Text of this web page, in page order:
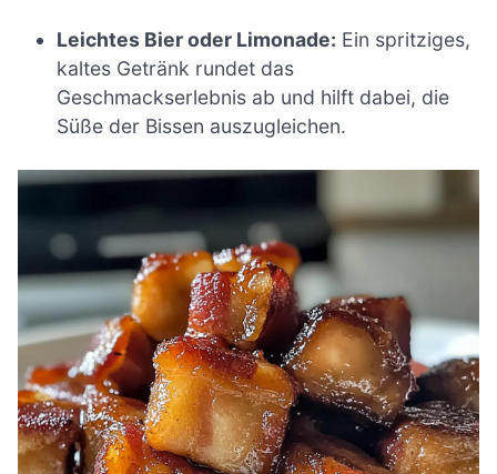
Leichtes Bier oder Limonade: Ein spritziges,
kaltes Getränk rundet das
Geschmackserlebnis ab und hilft dabei, die
Süße der Bissen auszugleichen.